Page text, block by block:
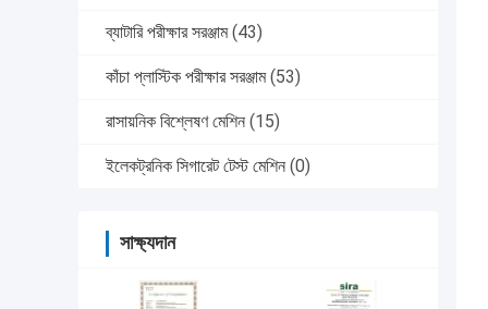
ব্যাটারি পরীক্ষার সরঞ্জাম (43)
কাঁচা প্লাস্টিক পরীক্ষার সরঞ্জাম (53)
রাসায়নিক বিশ্লেষণ মেশিন (15)
ইলেকট্রনিক সিগারেট টেস্ট মেশিন (0)
সাক্ষ্যদান